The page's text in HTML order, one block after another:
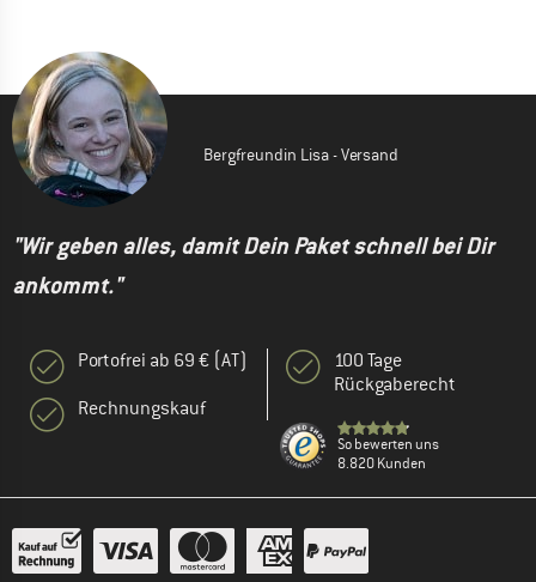
Bergfreundin Lisa - Versand
"Wir geben alles, damit Dein Paket schnell bei Dir
ankommt."
Portofrei ab 69 € (AT)
Rechnungskauf
100 Tage
Rückgaberecht
So bewerten uns
8.820 Kunden